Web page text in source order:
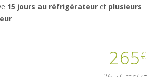
15 jours au réfrigérateur et plusieurs
265€